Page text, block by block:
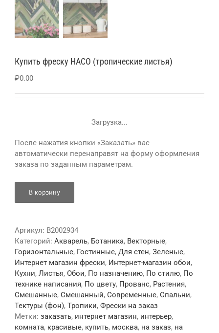
Купить фреску HACO (тропические листья)
₽0.00
Загрузка...
После нажатия кнопки «Заказать» вас
автоматически перенаправят на форму оформления
заказа по заданным параметрам.
В корзину
Артикул: B2002934
Категорий: Акварель, Ботаника, Векторные,
Горизонтальные, Гостинные, Для стен, Зеленые,
Интернет магазин фрески, Интернет-магазин обои,
Кухни, Листья, Обои, По назначению, По стилю, По
технике написания, По цвету, Прованс, Растения,
Смешанные, Смешанный, Современные, Спальни,
Тектуры (фон), Тропики, Фрески на заказ
Метки: заказать, интернет магазин, интерьер,
комната, красивые, купить, москва, на заказ, на